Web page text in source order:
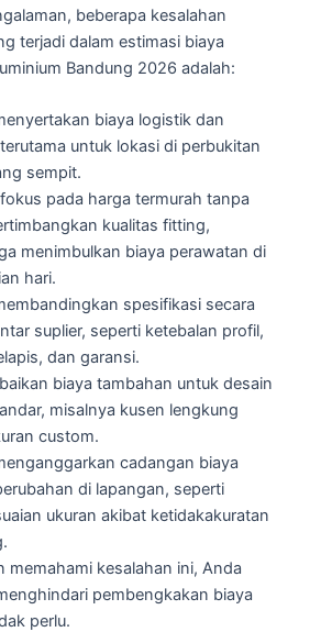
beberapa kesalahan
terjadi dalam estimasi biaya
Bandung 2026 adalah:
biaya logistik dan
untuk lokasi di perbukitan
sempit.
pada harga termurah tanpa
kualitas fitting,
menimbulkan biaya perawatan di
hari.
spesifikasi secara
suplier, seperti ketebalan profil,
dan garansi.
biaya tambahan untuk desain
misalnya kusen lengkung
custom.
cadangan biaya
di lapangan, seperti
ukuran akibat ketidakakuratan
memahami kesalahan ini, Anda
pembengkakan biaya
perlu.